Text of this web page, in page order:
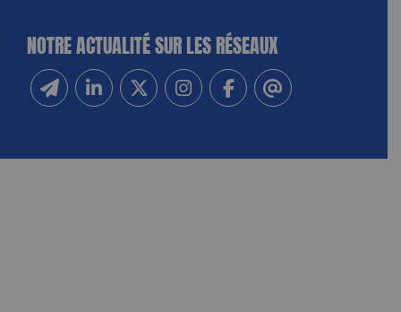
NOTRE ACTUALITÉ SUR LES RÉSEAUX